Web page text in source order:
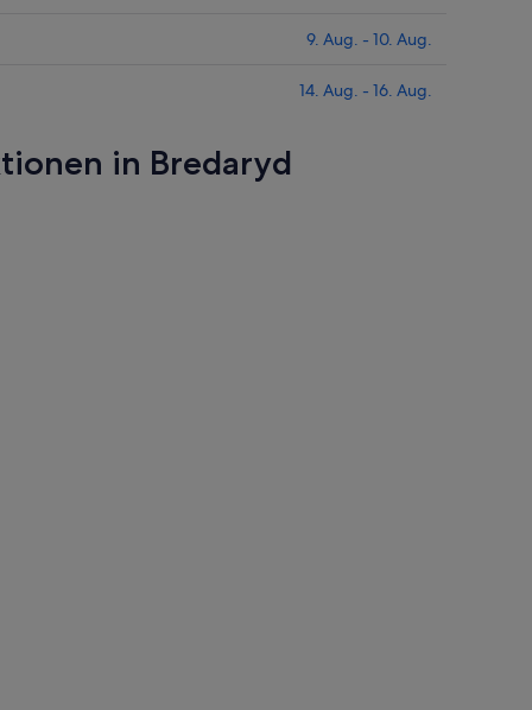
9. Aug. - 10. Aug.
14. Aug. - 16. Aug.
in Bredaryd